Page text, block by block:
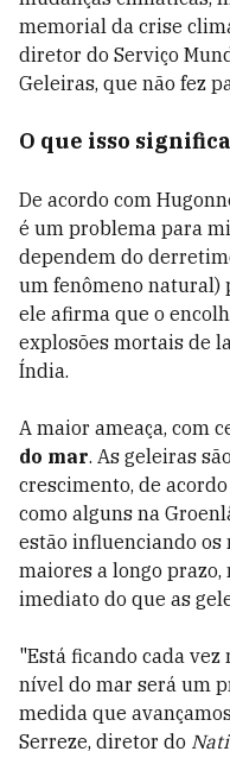
memorial da crise
diretor do Serviço
Geleiras, que não fez
O que isso
De acordo com
é um problema para
dependem do
um fenômeno natural)
ele afirma que o
explosões mortais de
Índia.
A maior ameaça, com
do mar. As geleiras
crescimento, de
como alguns na
estão influenciando os
maiores a longo
imediato do que as
"Está ficando cada
nível do mar será um
medida que
Serreze, diretor do